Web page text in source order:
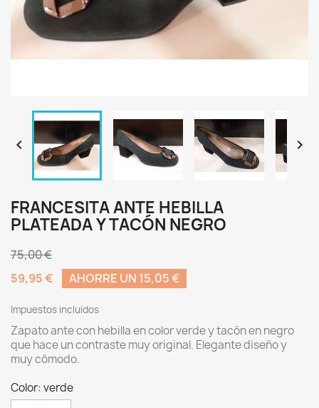
 
FRANCESITA ANTE HEBILLA
PLATEADA Y TACÓN NEGRO
75,00 €
59,95 €
AHORRE UN 15,05 €
Impuestos incluidos
Zapato ante con hebilla en color verde y tacón en negro
que hace un contraste muy original. Elegante diseño y
muy cómodo.
Color: verde